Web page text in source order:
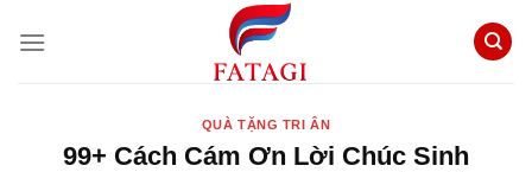
đến
QUÀ TẶNG TRI ÂN
99+ Cách Cám Ơn Lời Chúc Sinh